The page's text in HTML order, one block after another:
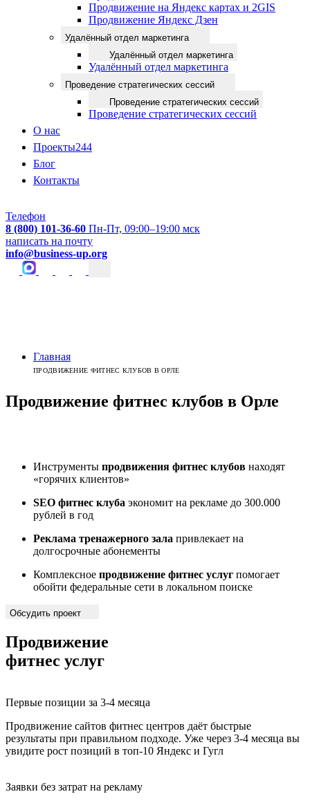
Продвижение на Яндекс картах и 2GIS
Продвижение Яндекс Дзен
Удалённый отдел маркетинга
Удалённый отдел маркетинга
Удалённый отдел маркетинга
Проведение стратегических сессий
Проведение стратегических сессий
Проведение стратегических сессий
О нас
Проекты244
Блог
Контакты
Телефон
8 (800) 101-36-60 Пн-Пт, 09:00–19:00 мск
написать на почту
info@business-up.org
Главная
ПРОДВИЖЕНИЕ ФИТНЕС КЛУБОВ В ОРЛЕ
Продвижение фитнес клубов в Орле
Инструменты продвижения фитнес клубов находят
«горячих клиентов»
SEO фитнес клуба экономит на рекламе до 300.000
рублей в год
Реклама тренажерного зала привлекает на
долгосрочные абонементы
Комплексное продвижение фитнес услуг помогает
обойти федеральные сети в локальном поиске
Обсудить проект
Продвижение
фит
Первые позиции за 3-4 месяца
Продвижение сайтов фитнес центров даёт быстрые
результаты при правильном подходе. Уже через 3-4 месяца вы
увидите рост позиций в топ-10 Яндекс и Гугл
Заявки без затрат на рекламу